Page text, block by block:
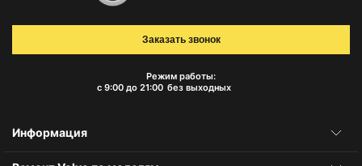
Режим работы:
с 9:00 до 21:00 без выходных
Заказать звонок
Информация